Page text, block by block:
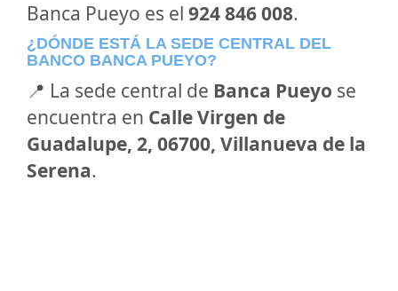
Banca Pueyo es el 924 846 008.
¿DÓNDE ESTÁ LA SEDE CENTRAL DEL
BANCO BANCA PUEYO?
📍 La sede central de Banca Pueyo se
encuentra en Calle Virgen de
Guadalupe, 2, 06700, Villanueva de la
Serena.